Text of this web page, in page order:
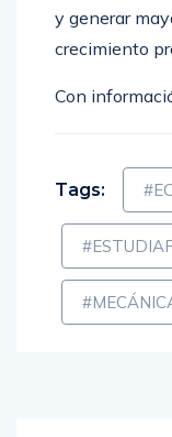
y generar
crecimiento
Con
Tags: